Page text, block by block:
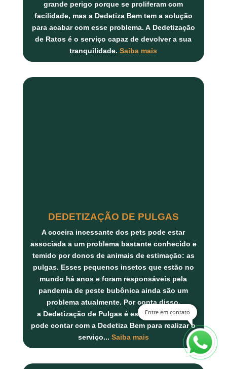
grande perigo porque se proliferam com
facilidade, mas a Dedetiza Bem tem a solução
para acabar com esse problema. A Dedetização
de Ratos é o serviço capaz de devolver a sua
tranquilidade.Saiba mais
DEDETIZAÇÃO DE PULGAS
A coceira incessante dos pets pode estar
associada a um problema bastante conhecido e
temido por donos de animais de estimação: as
pulgas. Esses pequenos insetos que estão no
mundo há anos e foram responsáveis pela
pandemia de peste bubônica ainda são um
problema atualmente. Por conta disso,
a Dedetização de Pulgas é essencial, e você
pode contar com a Dedetiza Bem para realizar o
serviço... Saiba mais
Entre em contato